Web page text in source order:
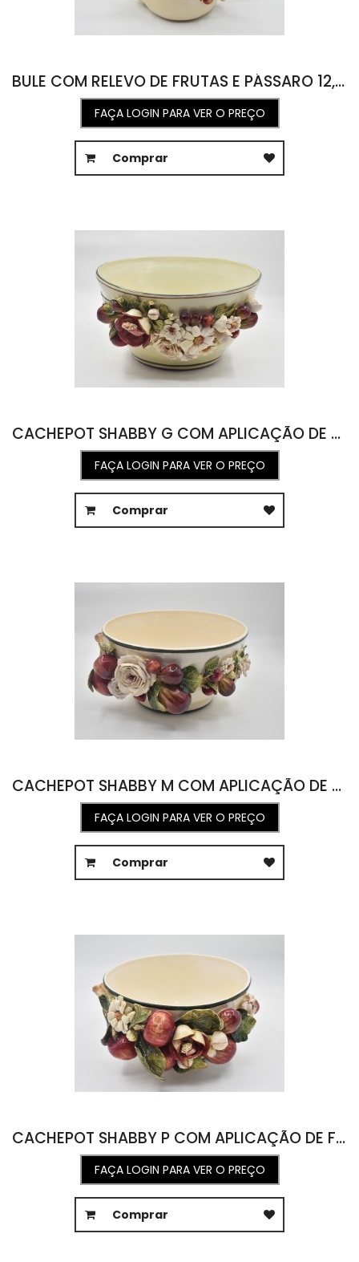
BULE COM RELEVO DE FRUTAS E PÁSSARO 12,5L X 23,5C X 17A
FAÇA LOGIN PARA VER O PREÇO
Comprar
CACHEPOT SHABBY G COM APLICAÇÃO DE FRUTAS E FLORES 41L X 44C X 21A
FAÇA LOGIN PARA VER O PREÇO
Comprar
CACHEPOT SHABBY M COM APLICAÇÃO DE FRUTAS E FLORES 33,5L X 37C X 18,5A
FAÇA LOGIN PARA VER O PREÇO
Comprar
CACHEPOT SHABBY P COM APLICAÇÃO DE FRUTAS E FLORES 26D X 15A
FAÇA LOGIN PARA VER O PREÇO
Comprar